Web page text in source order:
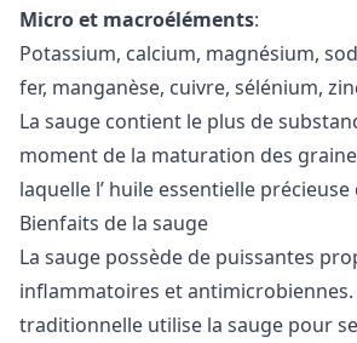
Micro et macroéléments:
Potassium, calcium, magnésium,
fer, manganèse, cuivre, sélénium,
La sauge contient le plus de
moment de la maturation des
laquelle l’ huile essentielle précieuse
Bienfaits de la sauge
La sauge possède de puissantes
inflammatoires et antimicrobiennes.
traditionnelle utilise la sauge pour